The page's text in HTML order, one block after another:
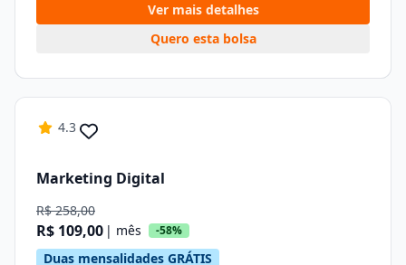
Ver mais detalhes
Quero esta bolsa
4.3
Marketing Digital
R$ 258,00
R$ 109,00 | mês -58%
Duas mensalidades GRÁTIS